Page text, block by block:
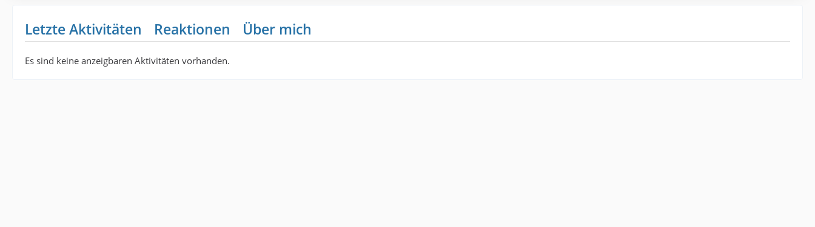
Letzte Aktivitäten Reaktionen Über mich
Es sind keine anzeigbaren Aktivitäten vorhanden.